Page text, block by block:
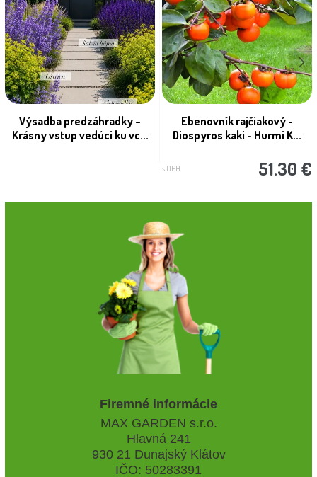
Výsadba predzáhradky –
Krásny vstup vedúci ku vc...
Ebenovník rajčiakový -
Diospyros kaki - Hurmi K...
s DPH 51.30 €
Firemné informácie
MAX GARDEN s.r.o.
Hlavná 241
930 21 Dunajský Klátov
IČO: 50283391